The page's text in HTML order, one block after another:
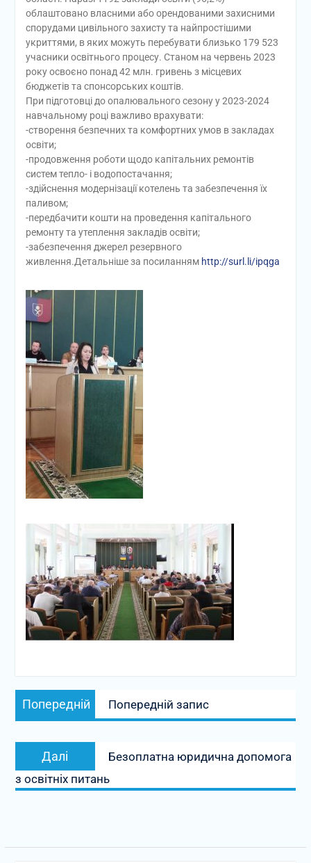
облаштовано власними або орендованими захисними
спорудами цивільного захисту та найпростішими
укриттями, в яких можуть перебувати близько 179 523
учасники освітнього процесу. Станом на червень 2023
року освоєно понад 42 млн. гривень з місцевих
бюджетів та спонсорських коштів.
При підготовці до опалювального сезону у 2023-2024
навчальному році важливо врахувати:
-створення безпечних та комфортних умов в закладах
освіти;
-продовження роботи щодо капітальних ремонтів
систем тепло- і водопостачання;
-здійснення модернізації котелень та забезпечення їх
паливом;
-передбачити кошти на проведення капітального
ремонту та утеплення закладів освіти;
-забезпечення джерел резервного
живлення.Детальніше за посиланнямhttp://surl.li/ipqga
Навігація
записів
Попередній
запис:
Попередній запис
Далі
запис:
Безоплатна юридична допомога
з освітніх питань